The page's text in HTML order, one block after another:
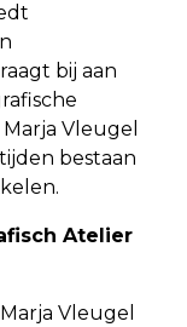
bij aan
Vleugel
bestaan
Atelier
Vleugel